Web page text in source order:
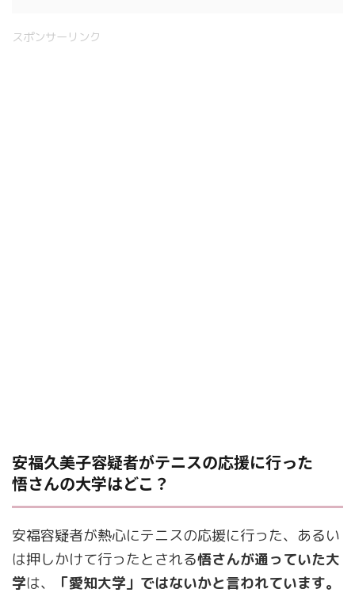
スポンサーリンク
安福久美子容疑者がテニスの応援に行った
悟さんの大学はどこ？
安福容疑者が熱心にテニスの応援に行った、あるい
は押しかけて行ったとされる悟さんが通っていた大
学は、
「愛知大学」ではないかと言われています。